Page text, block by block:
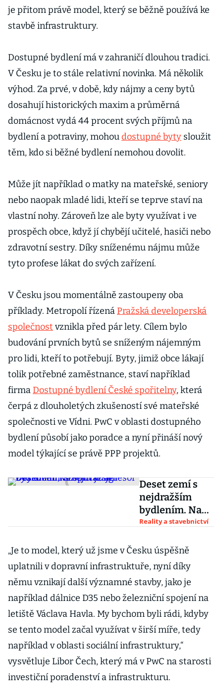
je přitom právě model, který se běžně používá ke
stavbě infrastruktury.
Dostupné bydlení má v zahraničí dlouhou tradici.
V Česku je to stále relativní novinka. Má několik
výhod. Za prvé, v době, kdy nájmy a ceny bytů
dosahují historických maxim a průměrná
domácnost vydá 44 procent svých příjmů na
bydlení a potraviny, mohoudostupné byty sloužit
těm, kdo si běžné bydlení nemohou dovolit.
Může jít například o matky na mateřské, seniory
nebo naopak mladé lidi, kteří se teprve staví na
vlastní nohy. Zároveň lze ale byty využívat i ve
prospěch obce, když jí chybějí učitelé, hasiči nebo
zdravotní sestry. Díky sníženému nájmu může
tyto profese lákat do svých zařízení.
V Česku jsou momentálně zastoupeny oba
příklady. Metropolí řízená Pražská developerská
společnost vznikla před pár lety. Cílem bylo
budování prvních bytů se sníženým nájemným
pro lidi, kteří to potřebují. Byty, jimiž obce lákají
tolik potřebné zaměstnance, staví například
firma Dostupné bydlení České spořitelny, která
čerpá z dlouholetých zkušeností své mateřské
společnosti ve Vídni. PwC v oblasti dostupného
bydlení působí jako poradce a nyní přináší nový
model týkající se právě PPP projektů.
Deset zemí s
nejdražším
bydlením. Na
špici je agresor
žebříčku je i
Česko
Reality a stavebnictví
„Je to model, který už jsme v Česku úspěšně
uplatnili v dopravní infrastruktuře, nyní díky
němu vznikají další významné stavby, jako je
například dálnice D35 nebo železniční spojení na
letiště Václava Havla. My bychom byli rádi, kdyby
se tento model začal využívat v širší míře, tedy
například v oblasti sociální infrastruktury,“
vysvětluje Libor Čech, který má v PwC na starosti
investiční poradenství a infrastrukturu.